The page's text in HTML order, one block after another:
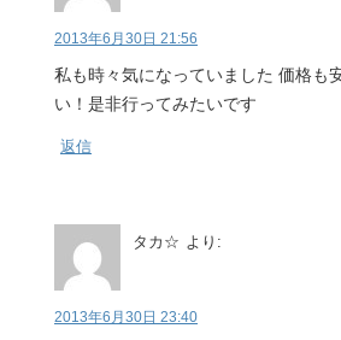
2013年6月30日 21:56
私も時々気になっていました 価格も
い！是非行ってみたいです
返信
タカ☆ より:
2013年6月30日 23:40